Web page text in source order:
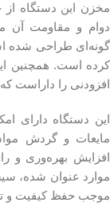
مخزن این دستگاه
دوام و مقاومت آن
گونه‌ای طراحی شده
کرده است. همچنین
افزودنی را داراست
این دستگاه دارای
مایعات و گردش
افزایش بهره‌وری و
موارد عنوان شده،
موجب حفظ کیفیت و